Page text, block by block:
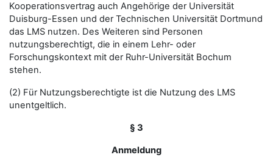
Kooperationsvertrag auch Angehörige der Universität
Duisburg-Essen und der Technischen Universität Dortmund
das LMS nutzen. Des Weiteren sind Personen
nutzungsberechtigt, die in einem Lehr- oder
Forschungskontext mit der Ruhr-Universität Bochum
stehen.
(2) Für Nutzungsberechtigte ist die Nutzung des LMS
unentgeltlich.
§ 3
Anmeldung